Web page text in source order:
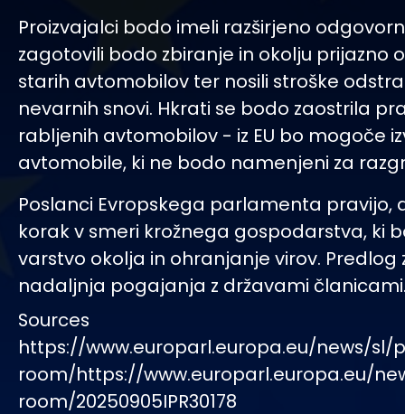
Proizvajalci bodo imeli razširjeno
zagotovili bodo zbiranje in okolju prijazno
starih avtomobilov ter nosili stroške
nevarnih snovi. Hkrati se bodo zaostrila
rabljenih avtomobilov - iz EU bo mogoče
avtomobile, ki ne bodo namenjeni za
Poslanci Evropskega parlamenta pravijo,
korak v smeri krožnega gospodarstva, ki
varstvo okolja in ohranjanje virov.
nadaljnja pogajanja z državami
Sources
https://www.europarl.europa.eu/news/sl/
room/https://www.europarl.europa.eu/
room/20250905IPR30178